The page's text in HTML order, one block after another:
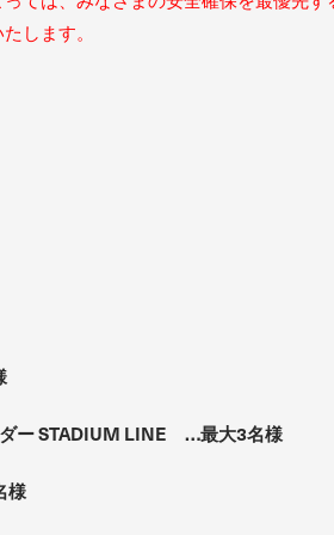
します。
ー STADIUM LINE …最大3名様
様